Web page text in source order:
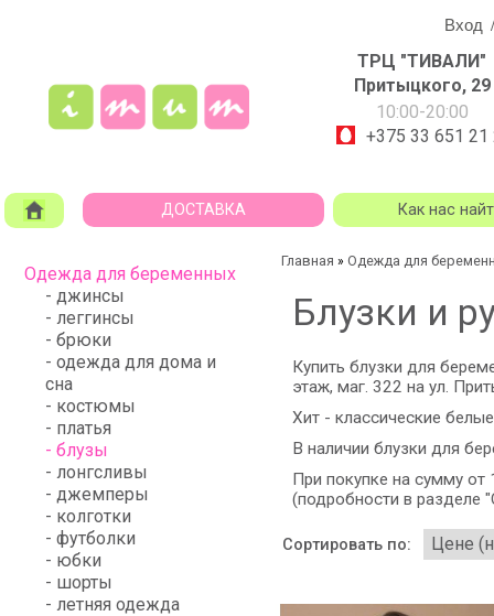
Вход
ТРЦ "ТИВАЛИ"
Притыцкого, 29
10:00-20:00
+375 33 651 21
ДОСТАВКА Как нас
Одежда для беременных
- джинсы
- леггинсы
- брюки
- одежда для дома и
сна
- костюмы
- платья
- блузы
- лонгсливы
- джемперы
- колготки
- футболки
- юбки
- шорты
- летняя одежда
Главная » Одежда для
Блузки и
Купить блузки для
этаж, маг. 322 на ул.
Хит - классические
В наличии блузки для
При покупке на сумму от
(подробности в разделе
Сортировать по: